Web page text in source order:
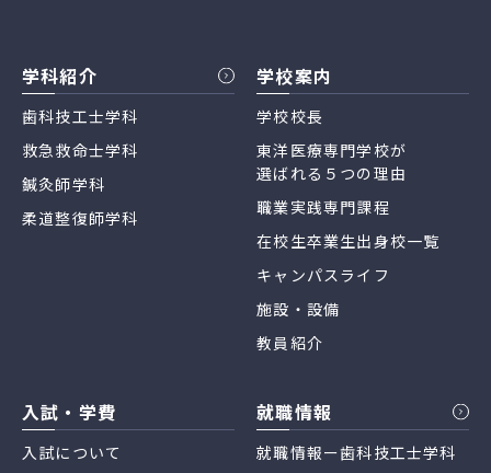
学科紹介
歯科技工士学科
救急救命士学科
鍼灸師学科
柔道整復師学科
学校案内
学校校長
東洋医療専門学校が
選ばれる５つの理由
職業実践専門課程
在校生卒業生出身校一覧
キャンパスライフ
施設・設備
教員紹介
入試・学費
入試について
就職情報
就職情報ー歯科技工士学科